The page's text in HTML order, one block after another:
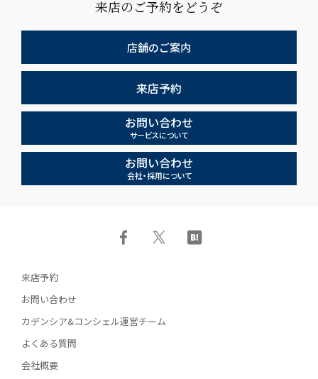
来店のご予約をどうぞ
店舗のご案内
来店予約
お問い合わせ
サービスについて
お問い合わせ
会社・採用について
来店予約
お問い合わせ
カデンシア&コンシェル運営チーム
よくある質問
会社概要